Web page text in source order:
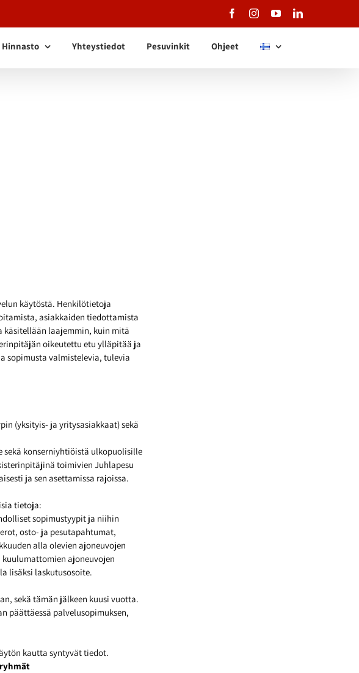
FacebookInstagramYouTubeLinkedIn
Hinnasto Yhteystiedot Pesuvinkit Ohjeet
käytöstä. Henkilötietoja
asiakkaiden tiedottamista
käsitellään laajemmin, kuin mitä
oikeutettu etu ylläpitää ja
sopimusta valmistelevia, tulevia
(yksityis- ja yritysasiakkaat) sekä
konserniyhtiöistä ulkopuolisille
toimivien Juhlapesu
ja sen asettamissa rajoissa.
tietoja:
sopimustyypit ja niihin
osto- ja pesutapahtumat,
alla olevien ajoneuvojen
ajoneuvojen
lisäksi laskutusosoite.
sekä tämän jälkeen kuusi vuotta.
päättäessä palvelusopimuksen,
kautta syntyvät tiedot.